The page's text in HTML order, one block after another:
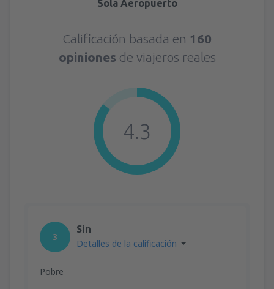
Sola Aeropuerto
Calificación basada en 160
opiniones de viajeros reales
4.3
3
Sin
Detalles de la calificación
Pobre